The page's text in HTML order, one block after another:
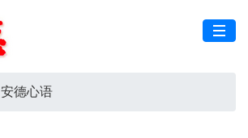
安德心语